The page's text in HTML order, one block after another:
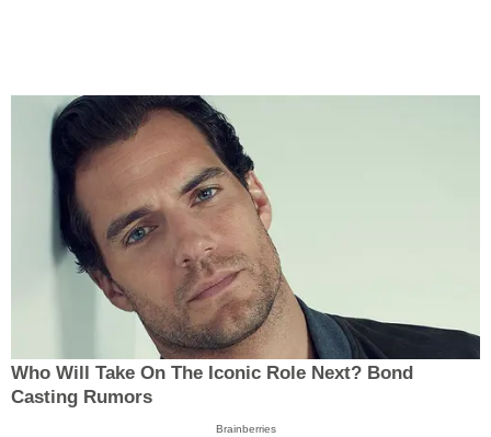
Who Will Take On The Iconic Role Next? Bond
Casting Rumors
Brainberries